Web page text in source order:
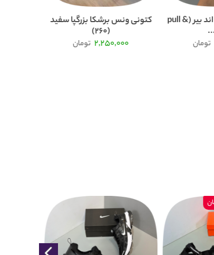
کتونی ونس پول اند بیر (pull &
تومان
کتونی ونس برشکا بزرگپا سفید
(260)
2,250,000 تومان